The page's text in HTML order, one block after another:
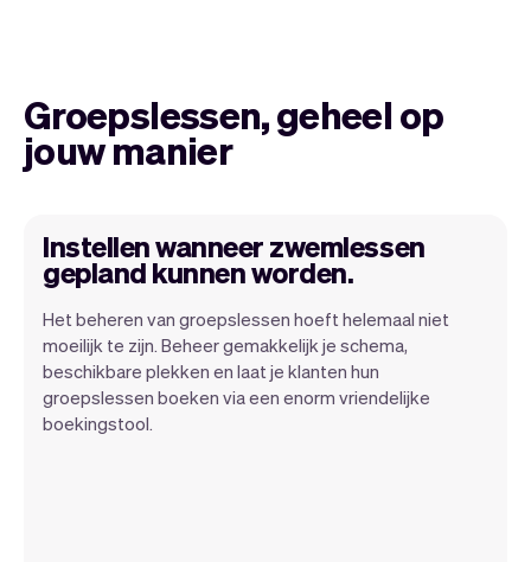
Groepslessen, geheel op
jouw manier
Instellen wanneer zwemlessen
gepland kunnen worden.
Het beheren van groepslessen hoeft helemaal niet
moeilijk te zijn. Beheer gemakkelijk je schema,
beschikbare plekken en laat je klanten hun
groepslessen boeken via een enorm vriendelijke
boekingstool.